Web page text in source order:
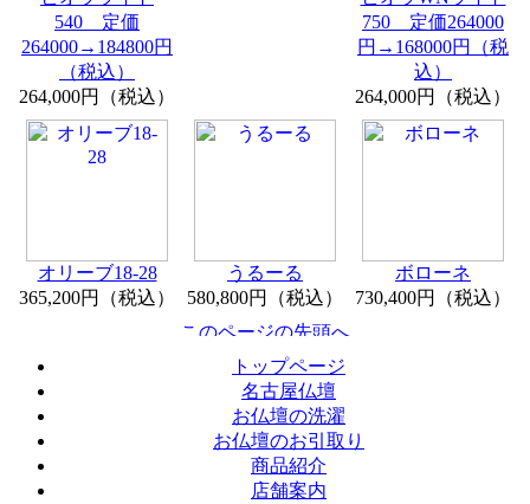
540 定価
264000→184800円
（税込）
264,000円（税込）
750 定価264000
円→168000円（税
込）
264,000円（税込）
オリーブ18-28
365,200円（税込）
うるーる
580,800円（税込）
ボローネ
730,400円（税込）
トップページ
名古屋仏壇
お仏壇の洗濯
お仏壇のお引取り
商品紹介
店舗案内